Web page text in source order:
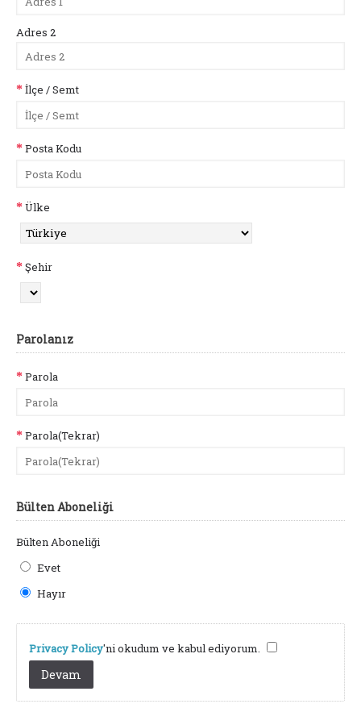
Adres 2
İlçe / Semt
Posta Kodu
Ülke
Şehir
Parolanız
Parola
Parola(Tekrar)
Bülten Aboneliği
Bülten Aboneliği
Evet
Hayır
Privacy Policy'ni okudum ve kabul ediyorum.